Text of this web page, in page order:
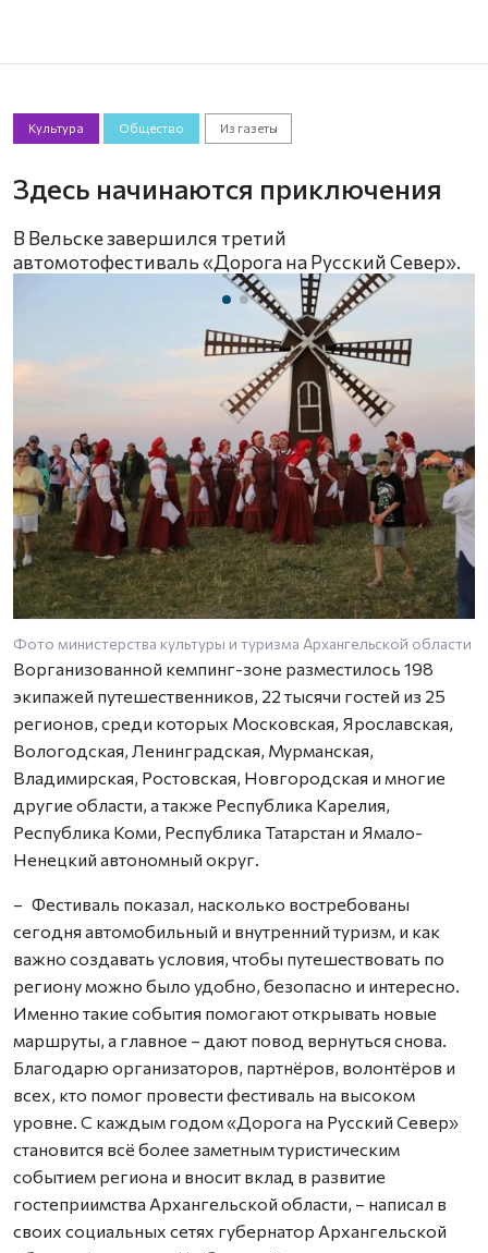
Культура Общество Из газеты
Здесь начинаются приключения
В Вельске завершился третий
автомотофестиваль «Дорога на Русский Север».
Фото министерства культуры и туризма Архангельской области
Ворганизованной кемпинг-зоне разместилось 198
экипажей путешественников, 22 тысячи гостей из 25
регионов, среди которых Московская, Ярославская,
Вологодская, Ленинградская, Мурманская,
Владимирская, Ростовская, Новгородская и многие
другие области, а также Республика Карелия,
Республика Коми, Республика Татарстан и Ямало-
Ненецкий автономный округ.
– Фестиваль показал, насколько востребованы
сегодня автомобильный и внутренний туризм, и как
важно создавать условия, чтобы путешествовать по
региону можно было удобно, безопасно и интересно.
Именно такие события помогают открывать новые
маршруты, а главное – дают повод вернуться снова.
Благодарю организаторов, партнёров, волонтёров и
всех, кто помог провести фестиваль на высоком
уровне. С каждым годом «Дорога на Русский Север»
становится всё более заметным туристическим
событием региона и вносит вклад в развитие
гостеприимства Архангельской области, – написал в
своих социальных сетях губернатор Архангельской